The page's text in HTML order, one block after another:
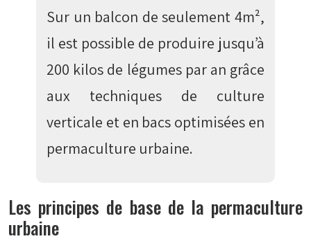
Sur un balcon de seulement 4m²,
il est possible de produire jusqu’à
200 kilos de légumes par an grâce
aux techniques de culture
verticale et en bacs optimisées en
permaculture urbaine.
Les principes de base de la permaculture
urbaine